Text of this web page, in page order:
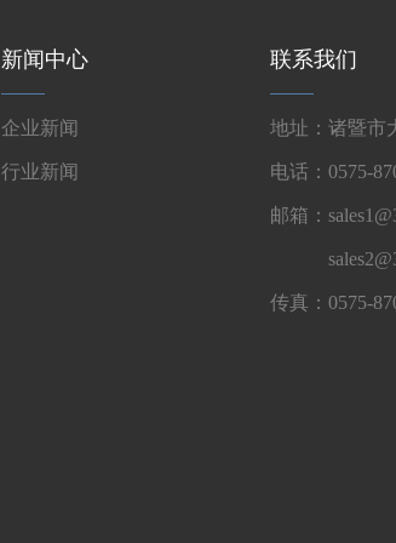
新闻中心
企业新闻
行业新闻
联系我们
地址：诸暨市
电话：0575-
邮箱：
传真：0575-